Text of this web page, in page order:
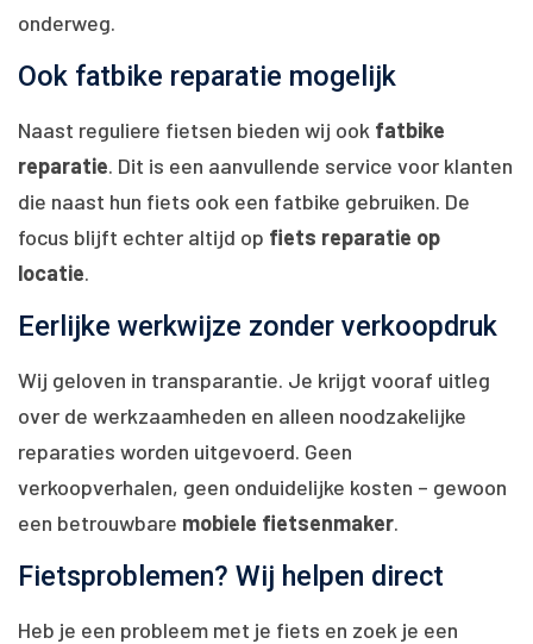
onderweg.
Ook fatbike reparatie mogelijk
Naast reguliere fietsen bieden wij ook fatbike
reparatie. Dit is een aanvullende service voor klanten
die naast hun fiets ook een fatbike gebruiken. De
focus blijft echter altijd op fiets reparatie op
locatie.
Eerlijke werkwijze zonder verkoopdruk
Wij geloven in transparantie. Je krijgt vooraf uitleg
over de werkzaamheden en alleen noodzakelijke
reparaties worden uitgevoerd. Geen
verkoopverhalen, geen onduidelijke kosten – gewoon
een betrouwbare mobiele fietsenmaker.
Fietsproblemen? Wij helpen direct
Heb je een probleem met je fiets en zoek je een